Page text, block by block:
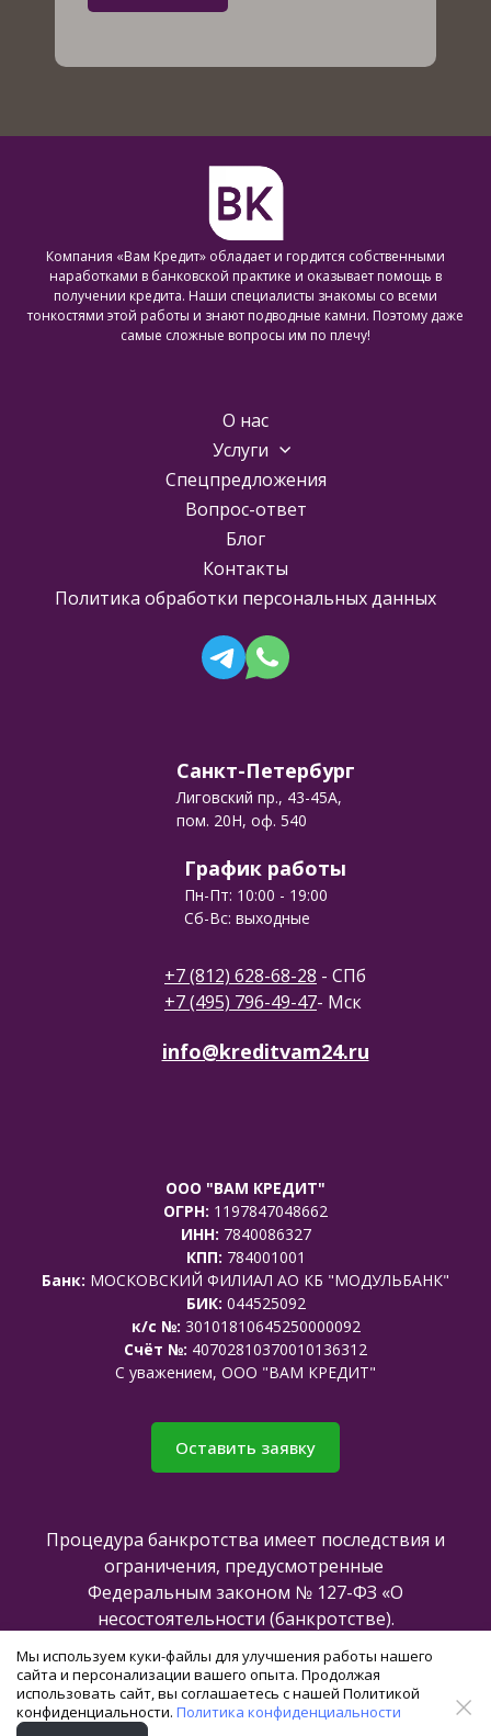
Компания «Вам Кредит» обладает и гордится собственными
наработками в банковской практике и оказывает помощь в
получении кредита. Наши специалисты знакомы со всеми
тонкостями этой работы и знают подводные камни. Поэтому даже
самые сложные вопросы им по плечу!
О нас
Услуги
Спецпредложения
Вопрос-ответ
Блог
Контакты
Политика обработки персональных данных
Санкт-Петербург
Лиговский пр., 43-45А,
пом. 20Н, оф. 540
График работы
Пн-Пт: 10:00 - 19:00
Сб-Вс: выходные
+7 (812) 628-68-28 - СПб
+7 (495) 796-49-47- Мск
info@kreditvam24.ru
ООО "ВАМ КРЕДИТ"
ОГРН: 1197847048662
ИНН: 7840086327
КПП: 784001001
Банк: МОСКОВСКИЙ ФИЛИАЛ АО КБ "МОДУЛЬБАНК"
БИК: 044525092
к/с №: 30101810645250000092
Счёт №: 40702810370010136312
C уважением, ООО "ВАМ КРЕДИТ"
Оставить заявку
Процедура банкротства имеет последствия и
ограничения, предусмотренные
Федеральным законом № 127-ФЗ «О
несостоятельности (банкротстве).
Все права защищены @2025
Создание и продвижение сайта -
Мы используем куки-файлы для улучшения работы нашего
сайта и персонализации вашего опыта. Продолжая
использовать сайт, вы соглашаетесь с нашей Политикой
конфиденциальности. Политика конфиденциальности